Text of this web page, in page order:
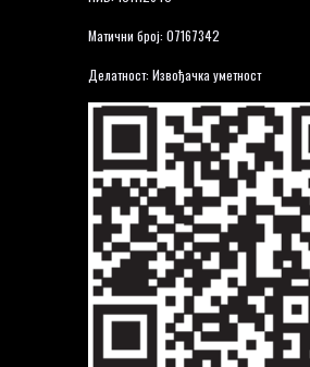
Матични број: 07167342
Делатност: Извођачка уметност